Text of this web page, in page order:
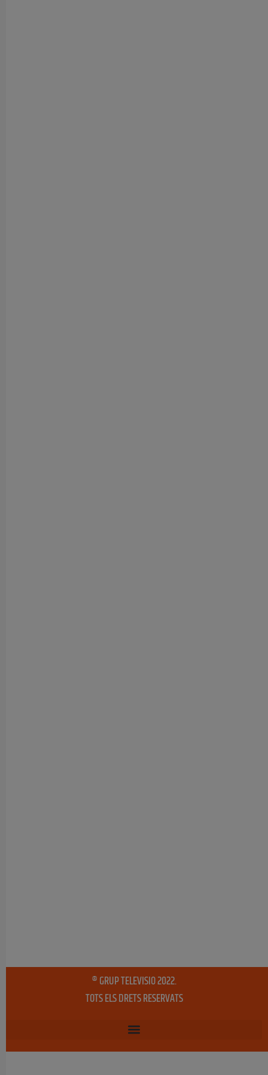
® GRUP TELEVISIO 2022.
TOTS ELS DRETS RESERVATS